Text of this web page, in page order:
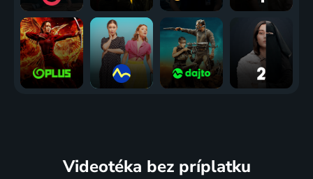
Videotéka bez príplatku